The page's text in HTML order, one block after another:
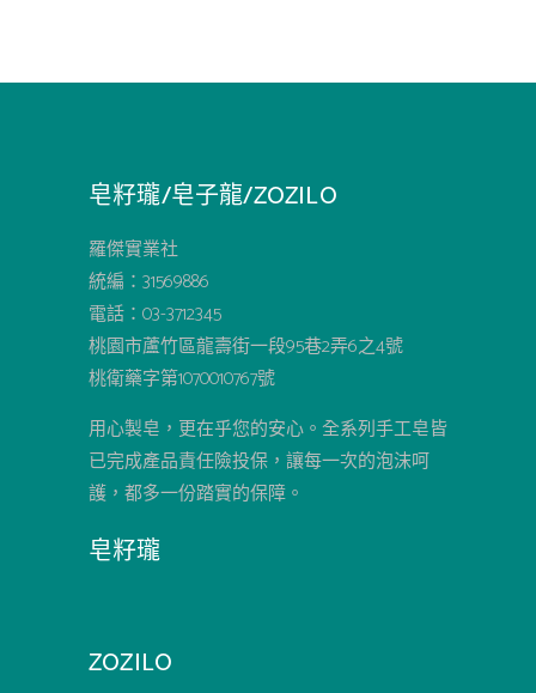
皂籽瓏/皂子龍/ZOZILO
羅傑實業社
統編：31569886
電話：03-3712345
桃園市蘆竹區龍壽街一段95巷2弄6之4號
桃衛藥字第1070010767號
用心製皂，更在乎您的安心。全系列手工皂皆
已完成產品責任險投保，讓每一次的泡沫呵
護，都多一份踏實的保障。
皂籽瓏
ZOZILO